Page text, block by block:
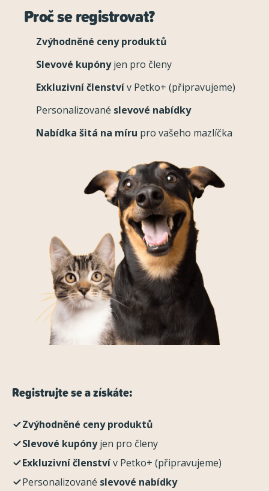
Proč se registrovat?
Zvýhodněné ceny produktů
Slevové kupónyjen pro členy
Exkluzivní členstvív Petko+ (připravujeme)
Personalizované slevové nabídky
Nabídka šitá na míru pro vašeho mazlíčka
Registrujte se a získáte:
Zvýhodněné ceny produktů
Slevové kupónyjen pro členy
Exkluzivní členstvív Petko+ (připravujeme)
Personalizované slevové nabídky